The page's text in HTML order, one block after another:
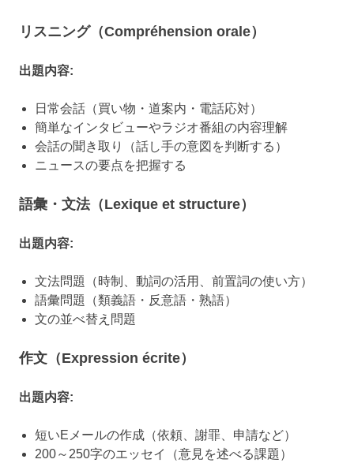
リスニング（Compréhension orale）
出題内容:
日常会話（買い物・道案内・電話応対）
簡単なインタビューやラジオ番組の内容理解
会話の聞き取り（話し手の意図を判断する）
ニュースの要点を把握する
語彙・文法（Lexique et structure）
出題内容:
文法問題（時制、動詞の活用、前置詞の使い方）
語彙問題（類義語・反意語・熟語）
文の並べ替え問題
作文（Expression écrite）
出題内容:
短いEメールの作成（依頼、謝罪、申請など）
200～250字のエッセイ（意見を述べる課題）